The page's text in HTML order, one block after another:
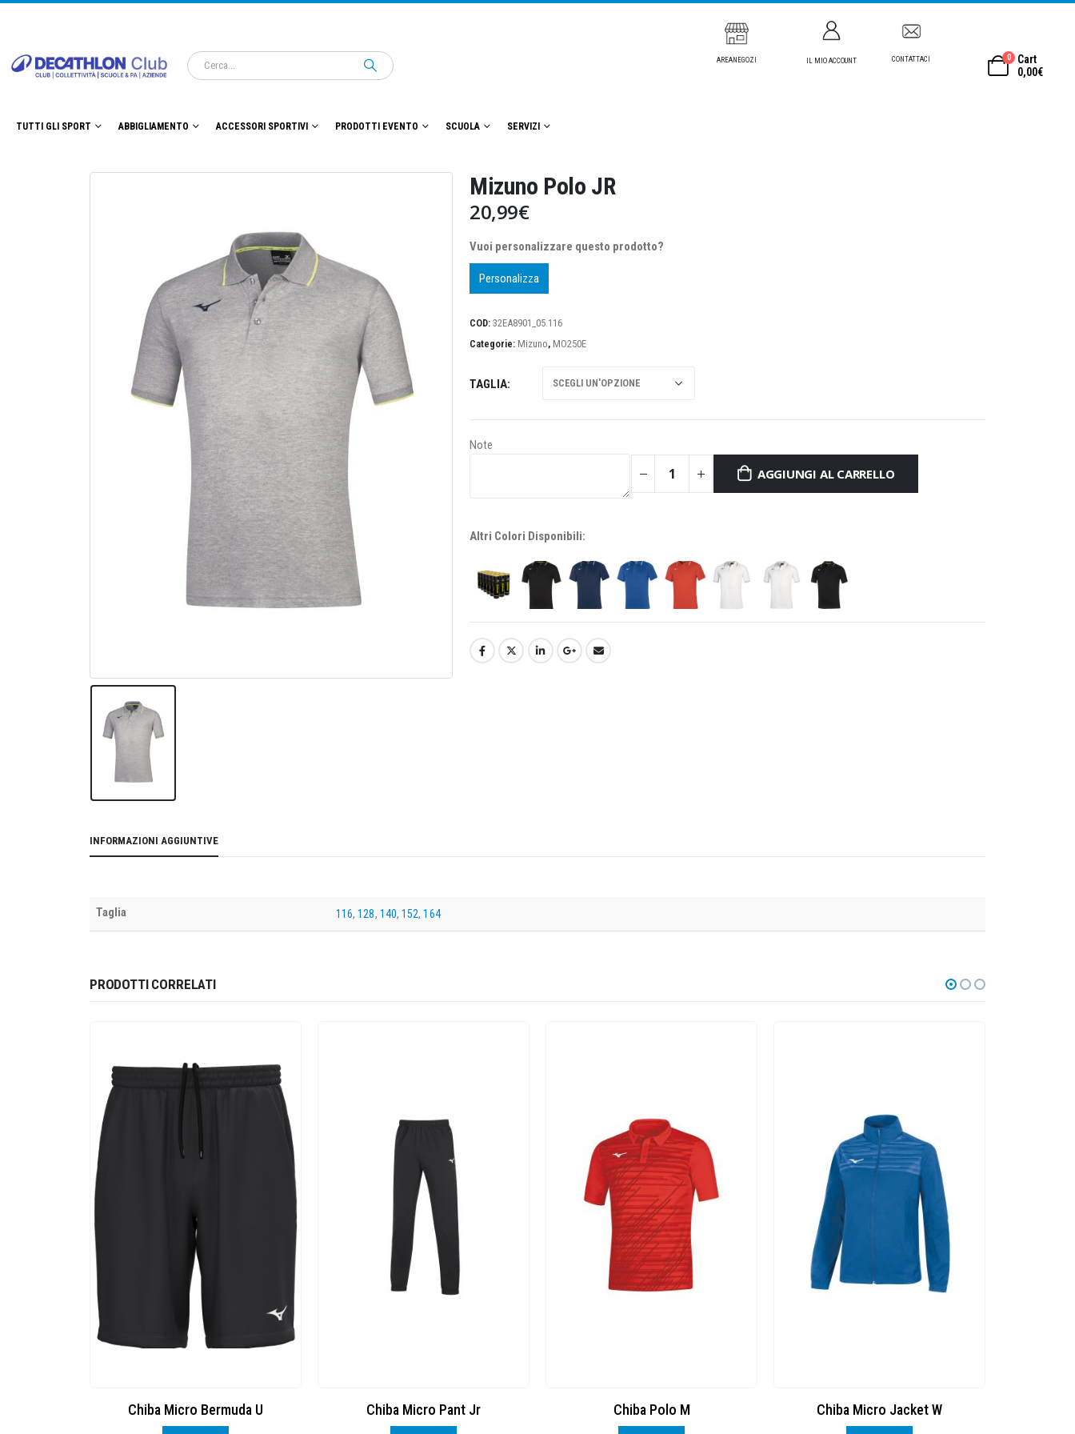
AREANEGOZI IL MIO ACCOUNT CONTATTACI 0
Cart
0,00€
TUTTI GLI SPORT ABBIGLIAMENTO ACCESSORI SPORTIVI PRODOTTI EVENTO SCUOLA SERVIZI
Mizuno Polo JR
20,99€
Vuoi personalizzare questo prodotto?
Personalizza
COD: 32EA8901_05.116
Categorie: Mizuno, MO250E
TAGLIA
Note
AGGIUNGI AL CARRELLO
Altri Colori Disponibili:
INFORMAZIONI AGGIUNTIVE
Taglia 116,128, 140,152,164
PRODOTTI CORRELATI
Chiba Micro Bermuda U Chiba Micro Pant Jr Chiba Polo M Chiba Micro Jacket W